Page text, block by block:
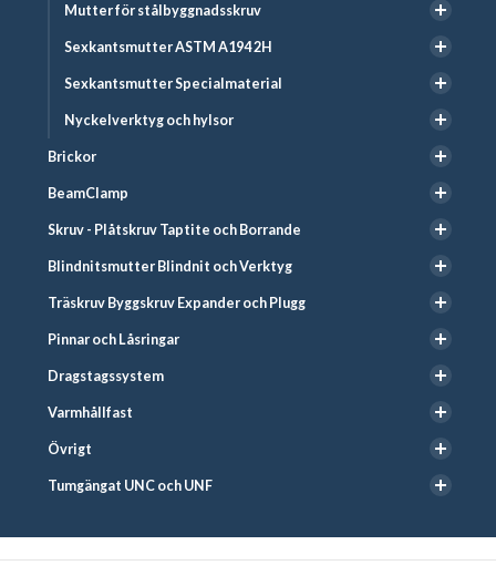
Mutter för stålbyggnadsskruv
Sexkantsmutter ASTM A194 2H
Sexkantsmutter Specialmaterial
Nyckelverktyg och hylsor
Brickor
BeamClamp
Skruv - Plåtskruv Taptite och Borrande
Blindnitsmutter Blindnit och Verktyg
Träskruv Byggskruv Expander och Plugg
Pinnar och Låsringar
Dragstagssystem
Varmhållfast
Övrigt
Tumgängat UNC och UNF